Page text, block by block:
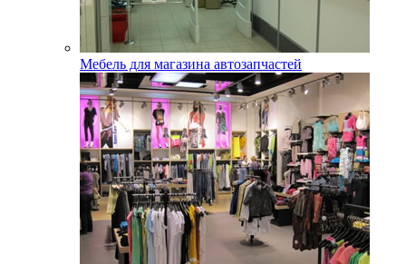
Мебель для магазина автозапчастей